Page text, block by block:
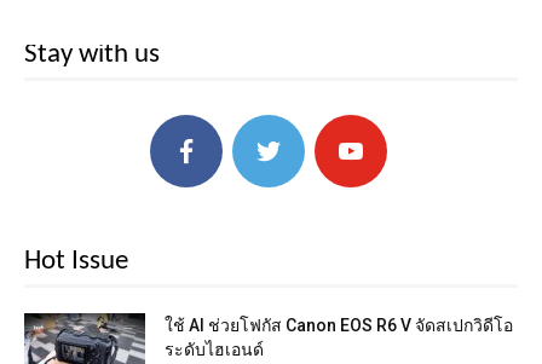
Stay with us
Hot Issue
ใช้ AI ช่วยโฟกัส Canon EOS R6 V จัดสเปกวิดีโอ
ระดับไฮเอนด์